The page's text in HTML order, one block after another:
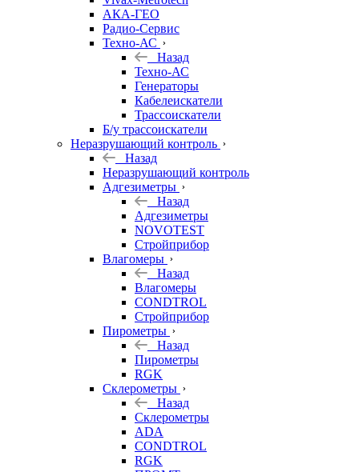
АКА-ГЕО
Радио-Сервис
Техно-АС
Назад
Техно-АС
Генераторы
Кабелеискатели
Трассоискатели
Б/у трассоискатели
Неразрушающий контроль
Назад
Неразрушающий контроль
Адгезиметры
Назад
Адгезиметры
NOVOTEST
Стройприбор
Влагомеры
Назад
Влагомеры
CONDTROL
Стройприбор
Пирометры
Назад
Пирометры
RGK
Склерометры
Назад
Склерометры
ADA
CONDTROL
RGK